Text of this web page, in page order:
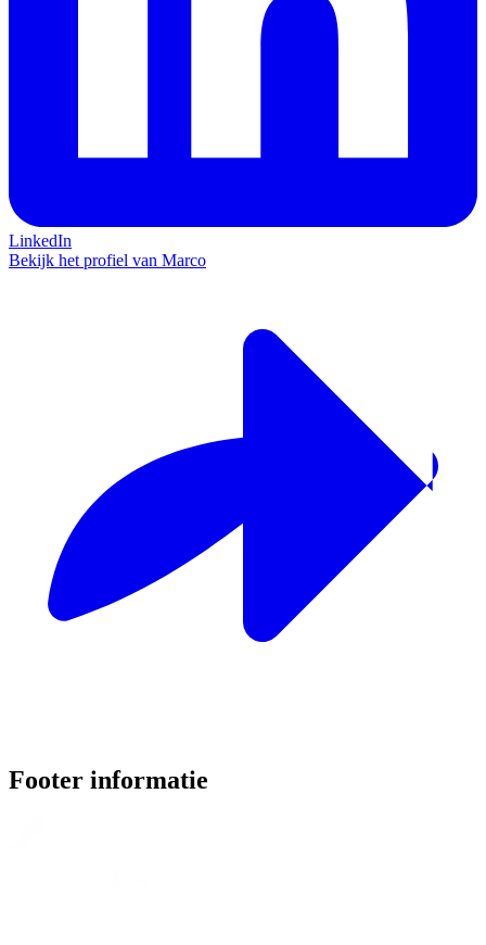
LinkedIn
Bekijk het profiel van Marco
Footer informatie